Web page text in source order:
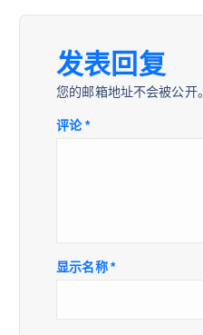
发表回复
您的邮箱地址不会被公开。
评论*
显示名称*